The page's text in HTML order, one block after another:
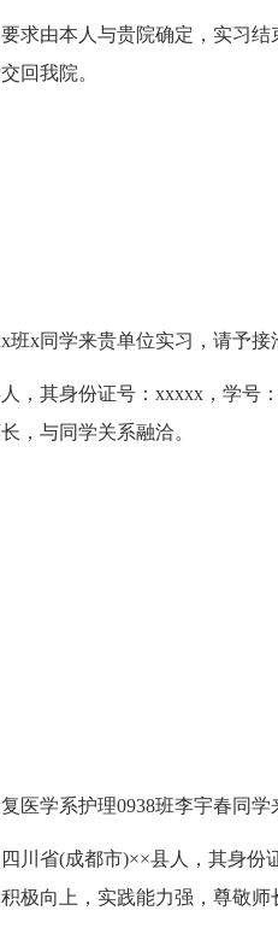
求由本人与贵院确定，实习
回我院。
班x同学来贵单位实习，请予接
，其身份证号：xxxxx，学号
，与同学关系融洽。
医学系护理0938班李宇春同
川省(成都市)××县人，其身份
极向上，实践能力强，尊敬师